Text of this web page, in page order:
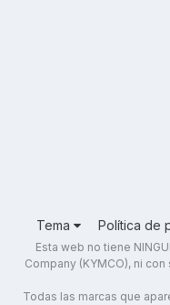
Tema Política de
Esta web no tiene
Company (KYMCO), ni
Todas las marcas que